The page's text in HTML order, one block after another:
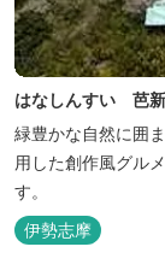
はなしんすい 芭
緑豊かな自然に囲
用した創作風グル
す。
伊勢志摩